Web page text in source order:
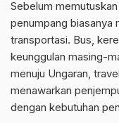
Sebelum
penumpang biasanya
transportasi. Bus,
keunggulan masing-
menuju Ungaran,
menawarkan
dengan kebutuhan